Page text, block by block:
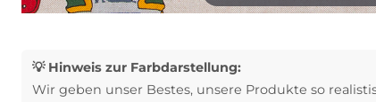
💡 Hinweis zur Farbdarstellung:
Wir geben unser Bestes, unsere Produkte so